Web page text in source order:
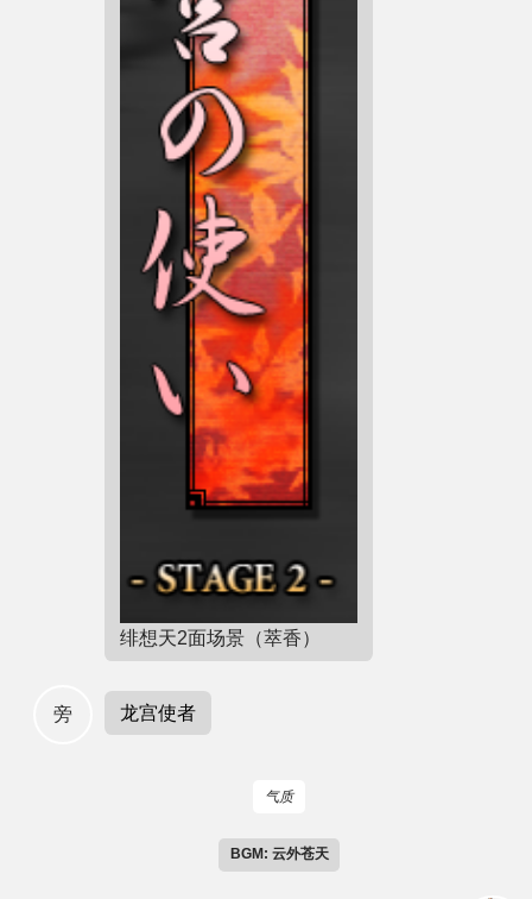
绯想天2面场景（萃香）
旁 龙宫使者
气质
BGM: 云外苍天